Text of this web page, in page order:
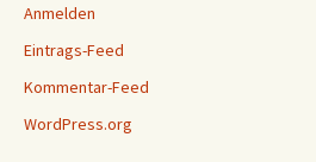
Anmelden
Eintrags-Feed
Kommentar-Feed
WordPress.org